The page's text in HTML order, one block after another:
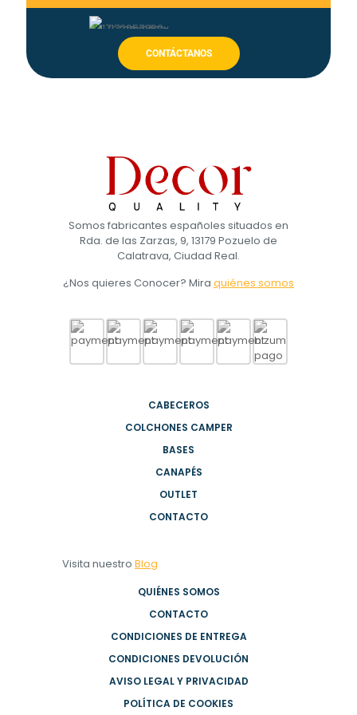
CONTÁCTANOS
Somos fabricantes españoles situados en
Rda. de las Zarzas, 9, 13179 Pozuelo de
Calatrava, Ciudad Real.
¿Nos quieres Conocer? Mira quiénes somos
CABECEROS
COLCHONES CAMPER
BASES
CANAPÉS
OUTLET
CONTACTO
Visita nuestro Blog
QUIÉNES SOMOS
CONTACTO
CONDICIONES DE ENTREGA
CONDICIONES DEVOLUCIÓN
AVISO LEGAL Y PRIVACIDAD
POLÍTICA DE COOKIES